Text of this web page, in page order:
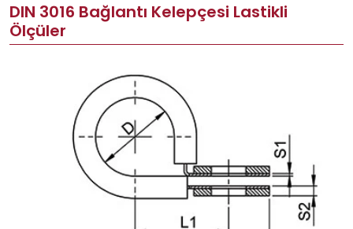
DIN 3016 Bağlantı Kelepçesi Lastikli
Ölçüler